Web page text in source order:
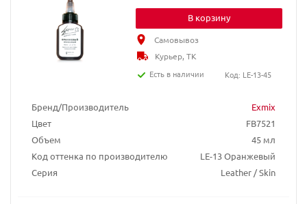
Бренд/Производитель
Exmix
Цвет
FB7521
Объем
45 мл
Код оттенка по производителю
LE-13 Оранжевый
Серия
Leather / Skin
В корзину
Самовывоз
Курьер, ТК
Есть в наличии
Код: LE-13-45